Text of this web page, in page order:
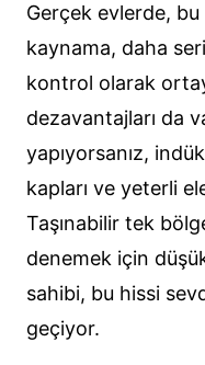
Gerçek evlerde, bu
kaynama, daha
kontrol olarak
dezavantajları da
yapıyorsanız,
kapları ve yeterli
Taşınabilir tek
denemek için
sahibi, bu hissi
geçiyor.